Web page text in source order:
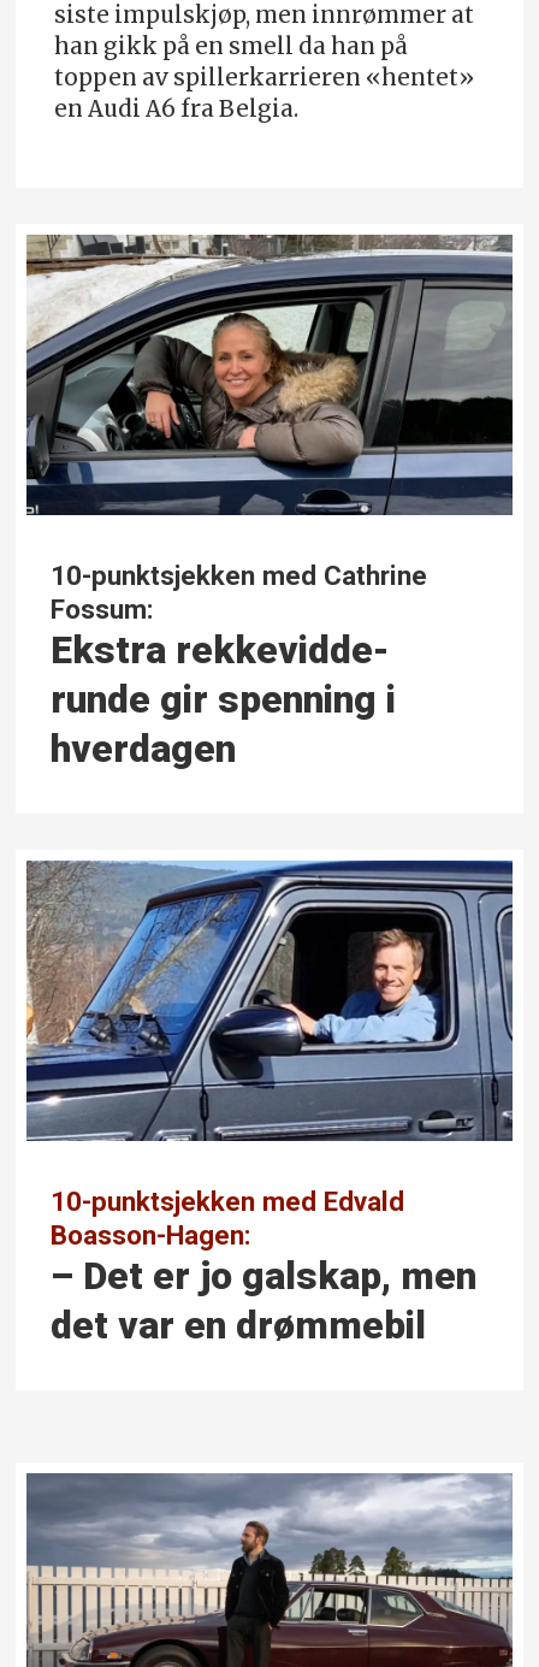
siste impulskjøp, men innrømmer at
han gikk på en smell da han på
toppen av spillerkarrieren «hentet»
en Audi A6 fra Belgia.
10-punktsjekken med Cathrine
Fossum:
Ekstra rekkevidde-
runde gir spenning i
hverdagen
10-punktsjekken med Edvald
Boasson-Hagen:
– Det er jo galskap, men
det var en drømmebil